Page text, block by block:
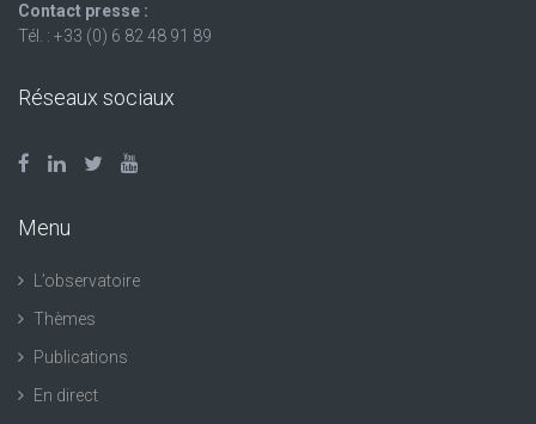
Contact presse :
Tél. : +33 (0) 6 82 48 91 89
Réseaux sociaux
Menu
L’observatoire
Thèmes
Publications
En direct